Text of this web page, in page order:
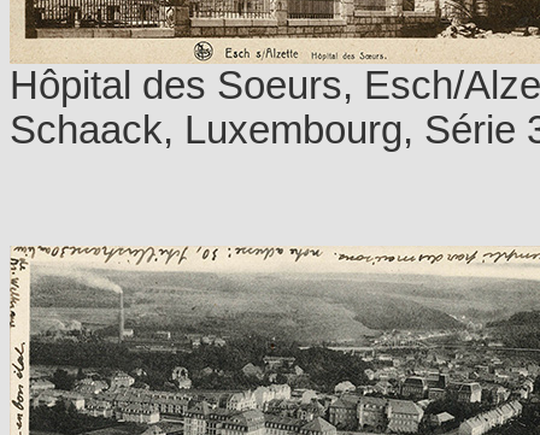
Hôpital des Soeurs, Esch/
Schaack, Luxembourg, Série